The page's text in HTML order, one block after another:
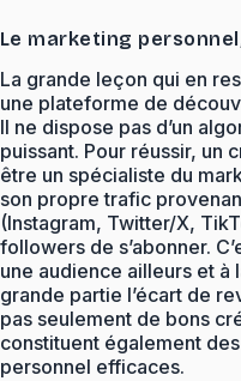
Le marketing
La grande leçon qui en
une plateforme de
Il ne dispose pas d’un
puissant. Pour réussir, un
être un spécialiste du
son propre trafic
(Instagram, Twitter/X,
followers de s’abonner.
une audience ailleurs et
grande partie l’écart de
pas seulement de bons
constituent également
personnel efficaces.